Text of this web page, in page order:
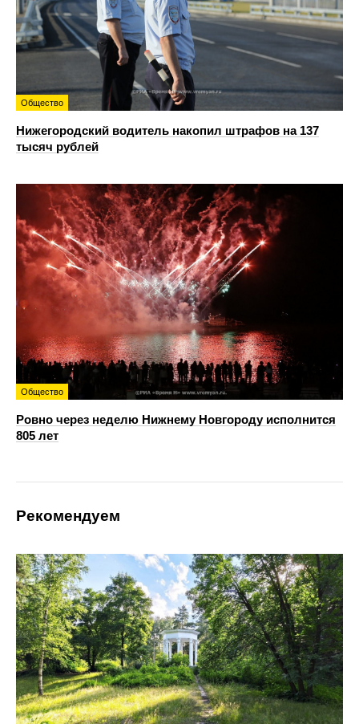
Общество
Нижегородский водитель накопил штрафов на 137
тысяч рублей
Общество
Ровно через неделю Нижнему Новгороду исполнится
805 лет
Рекомендуем